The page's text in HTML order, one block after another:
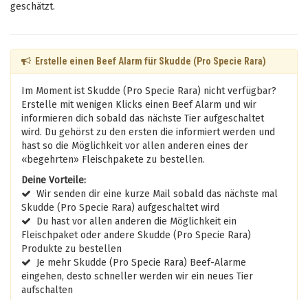
geschätzt.
Erstelle einen Beef Alarm für Skudde (Pro Specie Rara)
Im Moment ist Skudde (Pro Specie Rara) nicht verfügbar?
Erstelle mit wenigen Klicks einen Beef Alarm und wir
informieren dich sobald das nächste Tier aufgeschaltet
wird. Du gehörst zu den ersten die informiert werden und
hast so die Möglichkeit vor allen anderen eines der
«begehrten» Fleischpakete zu bestellen.
Deine Vorteile:
Wir senden dir eine kurze Mail sobald das nächste mal
Skudde (Pro Specie Rara) aufgeschaltet wird
Du hast vor allen anderen die Möglichkeit ein
Fleischpaket oder andere Skudde (Pro Specie Rara)
Produkte zu bestellen
Je mehr Skudde (Pro Specie Rara) Beef-Alarme
eingehen, desto schneller werden wir ein neues Tier
aufschalten